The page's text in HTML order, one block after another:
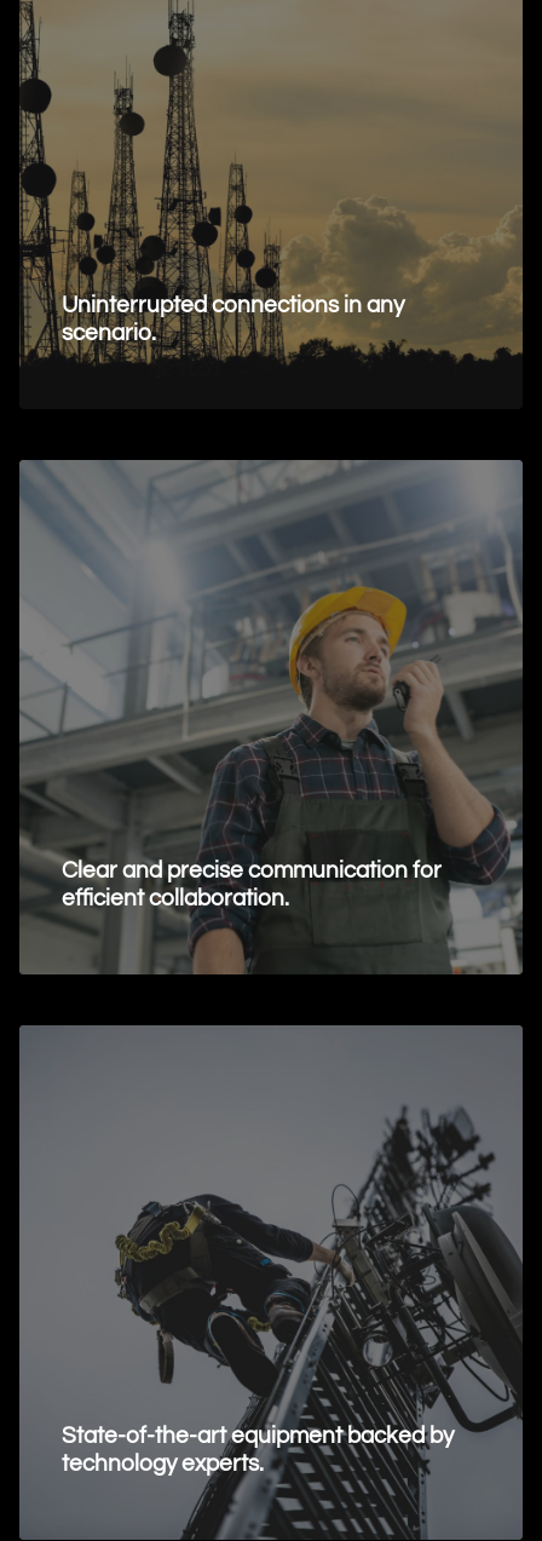
Uninterrupted connections in any
scenario.
Request Information
Clear and precise communication for
efficient collaboration.
Request Information
State-of-the-art equipment backed by
technology experts.Request Information